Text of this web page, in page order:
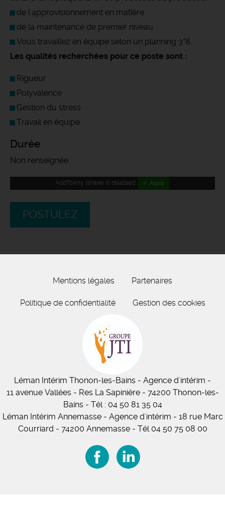
de l'approvisionnement en matière
de la maintenance de premier niveau
Vous travaillez en équipe selon un planning 3*8.
Les qualités recherchées pour ce poste sont :
Rigueur
Polyvalence
Gestion du stress
Travail en équipe
Durée
Non renseignée
AddToAny (share) is disabled. ✓ Allow
POSTULEZ
Mentions légales Partenaires
Politique de confidentialité Gestion des cookies
Léman Intérim Thonon-les-Bains - Agence d'intérim -
11avenue Vallées- Res La Sapinière - 74200 Thonon-les-
Bains - Tél : 04 50 81 35 04
Léman Intérim Annemasse - Agence d'intérim - 18 rue Marc
Courriard - 74200 Annemasse - Tél 04 50 75 08 00